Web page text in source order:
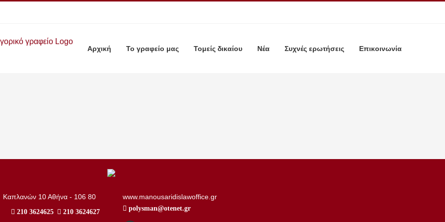
Αρχική Το γραφείο μας Τομείς δικαίου Νέα Συχνές ερωτήσεις Επικοινωνία
Καπλανών 10 Αθήνα - 106 80..
210 3624627
210 3624625
www.manousaridislawoffice.gr
polysman@otenet.gr